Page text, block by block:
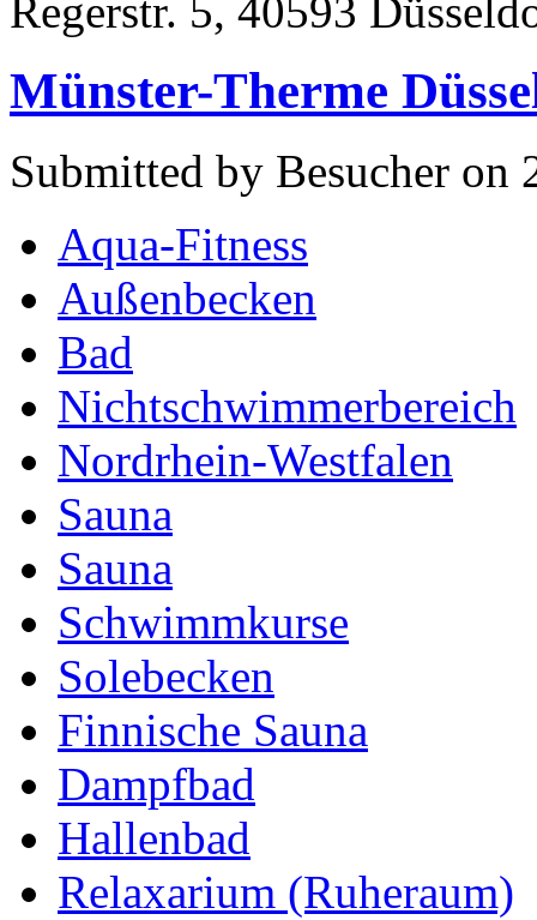
Regerstr. 5, 40593
Münster-Therme
Submitted by Besucher on
Aqua-Fitness
Außenbecken
Bad
Nichtschwimmerbereich
Nordrhein-Westfalen
Sauna
Sauna
Schwimmkurse
Solebecken
Finnische Sauna
Dampfbad
Hallenbad
Relaxarium (Ruheraum)